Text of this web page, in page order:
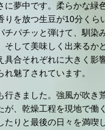
に夢中です。柔らかな緑
りを放つ生豆が10分くら
チパチッと弾けて、馴染
そして美味しく出来るか
具合それぞれに大きく影
魅了されています。
行きました。強風が吹き
が、乾燥工程を現地で働
たりと最後の日々を満喫